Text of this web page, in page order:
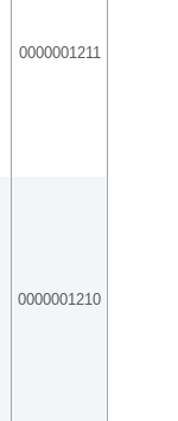
0000001211
0000001210